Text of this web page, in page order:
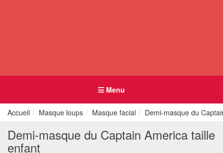
Menu
Accueil Masque loups Masque facial Demi-masque du
Demi-masque du Captain America taille
enfant